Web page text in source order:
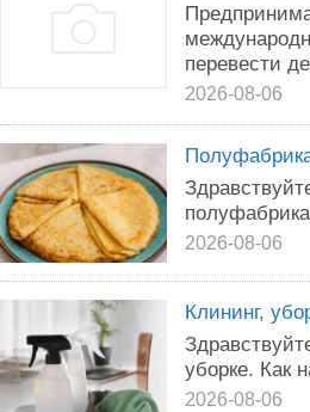
перевести
2026-08-06
2026-08-06
Клининг,
уборке. Как
2026-08-06